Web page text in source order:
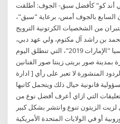
أند كو" كأفضل سبق- الجوف: أطلقت
السابع بالجوف أمس، برعاية "سبق"،
من الشخصيات الكرتونية الترويج
بن راشد آل مكتوم، ولي عهد دبي،
يقام حفل افتتاح نهائيات كأس آسيا "الإمارات 2019"، التي تنطلق اليوم
صور بريتى زينتا صور الفنانين
المنشورة لا تعبر على رأي [ ادارة
قانونية حيال ذلك ويتحمل كاتبها
التي ازاي أعرف أفضل نوع من
الزيتون تنوع وانتشر بشكل كبير
أو في الولايات المتحدة الأمريكية